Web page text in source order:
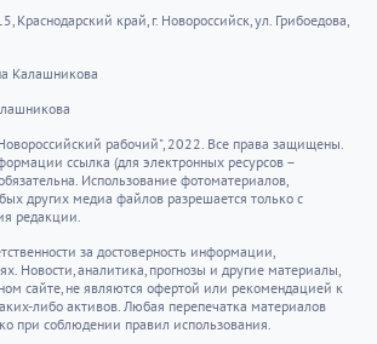
Краснодарский край, г. Новороссийск, ул. Грибоедова,
Калашникова
рабочий", 2022. Все права защищены.
ссылка (для электронных ресурсов –
Использование фотоматериалов,
других медиа файлов разрешается только с
редакции.
за достоверность информации,
Новости, аналитика, прогнозы и другие материалы,
сайте, не являются офертой или рекомендацией к
либо активов. Любая перепечатка материалов
при соблюдении правил использования.